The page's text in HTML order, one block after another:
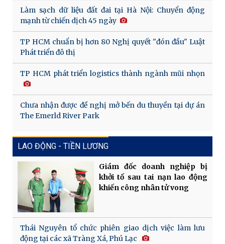
Làm sạch dữ liệu đất đai tại Hà Nội: Chuyển động
mạnh từ chiến dịch 45 ngày
TP HCM chuẩn bị hơn 80 Nghị quyết "đón đầu" Luật
Phát triển đô thị
TP HCM phát triển logistics thành ngành mũi nhọn
Chưa nhận được đề nghị mở bến du thuyền tại dự án
The Emerld River Park
LAO ĐỘNG - TIỀN LƯƠNG
Giám đốc doanh nghiệp bị
khởi tố sau tai nạn lao động
khiến công nhân tử vong
Thái Nguyên tổ chức phiên giao dịch việc làm lưu
động tại các xã Tràng Xá, Phú Lạc